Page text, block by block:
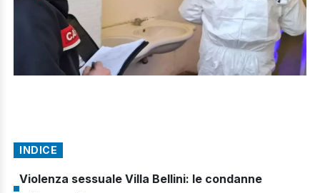
INDICE
Violenza sessuale Villa Bellini: le condanne